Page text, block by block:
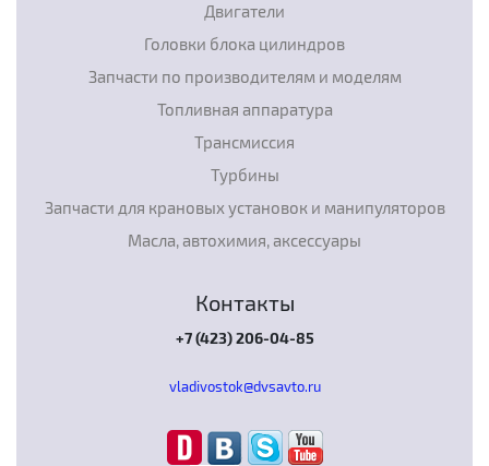
Двигатели
Головки блока цилиндров
Запчасти по производителям и моделям
Топливная аппаратура
Трансмиссия
Турбины
Запчасти для крановых установок и манипуляторов
Масла, автохимия, аксессуары
Контакты
+7 (423) 206-04-85
vladivostok@dvsavto.ru